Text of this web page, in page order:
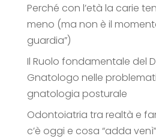
Perché con l’età la carie
meno (ma non è il
guardia”)
Il Ruolo fondamentale del
Gnatologo nelle
gnatologia posturale
Odontoiatria tra realtà e
c’è oggi e cosa “adda